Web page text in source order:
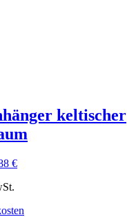
keltischer
€